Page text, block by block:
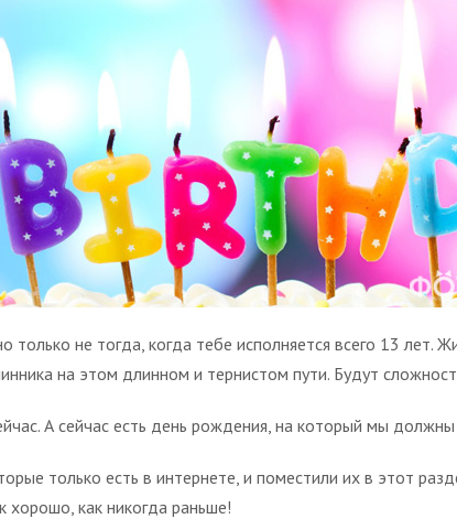
не тогда, когда тебе исполняется всего 13 лет.
на этом длинном и тернистом пути. Будут
А сейчас есть день рождения, на который мы
только есть в интернете, и поместили их в этот
хорошо, как никогда раньше!